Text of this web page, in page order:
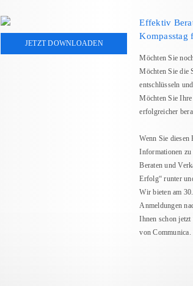
JETZT DOWNLOADEN
Effektiv
Kompasstag
Möchten Sie
Möchten Sie die
entschlüsseln
Möchten Sie
erfolgreicher
Wenn Sie diesen
Informationen
Beraten und
Erfolg“ runter
Wir bieten am
Anmeldungen
Ihnen schon
von Communica.